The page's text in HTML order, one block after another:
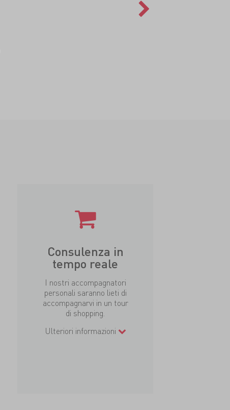
Consulenza in
tempo reale
I nostri accompagnatori
personali saranno lieti di
accompagnarvi in un tour
di shopping.
Ulteriori informazioni